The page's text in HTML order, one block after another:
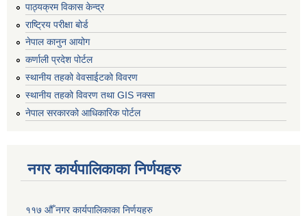
पाठ्यक्रम विकास केन्द्र
राष्ट्रिय परीक्षा बोर्ड
नेपाल कानुन आयोग
कर्णाली प्रदेश पोर्टल
स्थानीय तहको वेवसाईटको विवरण
स्थानीय तहको विवरण तथा GIS नक्सा
नेपाल सरकारको आधिकारिक पोर्टल
नगर कार्यपालिकाका निर्णयहरु
११७ औँ नगर कार्यपालिकाका निर्णयहरु